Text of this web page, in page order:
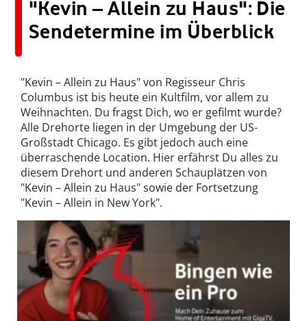
"Kevin – Allein zu Haus": Die
Sendetermine im Überblick
"Kevin – Allein zu Haus" von Regisseur Chris
Columbus ist bis heute ein Kultfilm, vor allem zu
Weihnachten. Du fragst Dich, wo er gefilmt wurde?
Alle Drehorte liegen in der Umgebung der US-
Großstadt Chicago. Es gibt jedoch auch eine
überraschende Location. Hier erfährst Du alles zu
diesem Drehort und anderen Schauplätzen von
"Kevin – Allein zu Haus" sowie der Fortsetzung
"Kevin – Allein in New York".